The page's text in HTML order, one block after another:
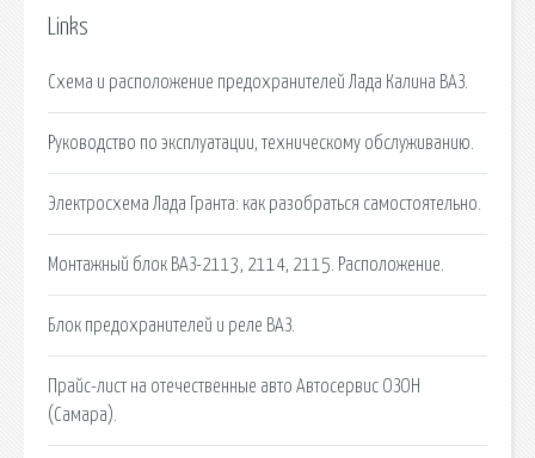
Links
Схема и расположение предохранителей Лада Калина ВАЗ.
Руководство по эксплуатации, техническому обслуживанию.
Электросхема Лада Гранта: как разобраться самостоятельно.
Монтажный блок ВАЗ-2113, 2114, 2115. Расположение.
Блок предохранителей и реле ВАЗ.
Прайс-лист на отечественные авто Автосервис ОЗОН
(Самара).